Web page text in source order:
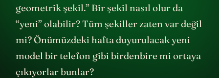
geometrik şekil.” Bir şekil nasıl olur da
“yeni” olabilir? Tüm şekiller zaten var değil
mi? Önümüzdeki hafta duyurulacak yeni
model bir telefon gibi birdenbire mi ortaya
çıkıyorlar bunlar?